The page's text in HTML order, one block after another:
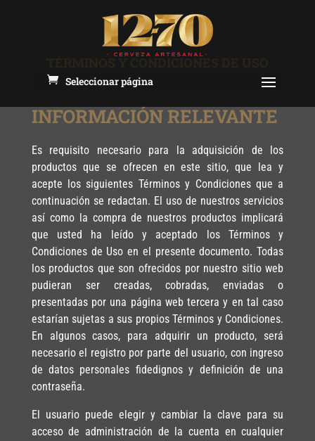
Seleccionar página
INFORMACIÓN RELEVANTE
Es requisito necesario para la adquisición de los
productos que se ofrecen en este sitio, que lea y
acepte los siguientes Términos y Condiciones que a
continuación se redactan. El uso de nuestros servicios
así como la compra de nuestros productos implicará
que usted ha leído y aceptado los Términos y
Condiciones de Uso en el presente documento. Todas
los productos que son ofrecidos por nuestro sitio web
pudieran ser creadas, cobradas, enviadas o
presentadas por una página web tercera y en tal caso
estarían sujetas a sus propios Términos y Condiciones.
En algunos casos, para adquirir un producto, será
necesario el registro por parte del usuario, con ingreso
de datos personales fidedignos y definición de una
contraseña.
El usuario puede elegir y cambiar la clave para su
acceso de administración de la cuenta en cualquier